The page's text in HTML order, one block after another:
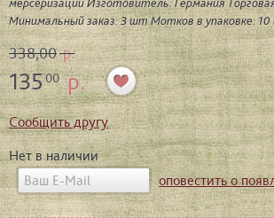
Минимальный заказ: 3 шт Мотков в упаковке:
338,00р.
13500р.
Сообщить другу
Нет в наличии
оповестить о